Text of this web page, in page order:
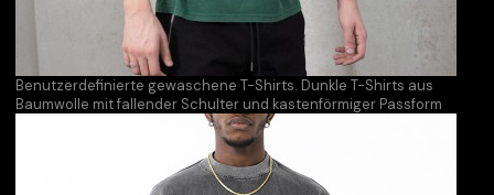
Benutzerdefinierte gewaschene T-Shirts. Dunkle T-Shirts aus
Baumwolle mit fallender Schulter und kastenförmiger Passform